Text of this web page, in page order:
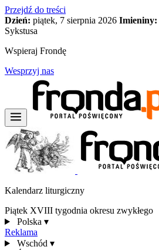
Przejdź do treści
Dzień: piątek, 7 sierpnia 2026 Imieniny:
Sykstusa
Wspieraj Frondę
Wesprzyj nas
Kalendarz liturgiczny
Piątek XVIII tygodnia okresu zwykłego
Polska ▾
Reklama
Wschód ▾